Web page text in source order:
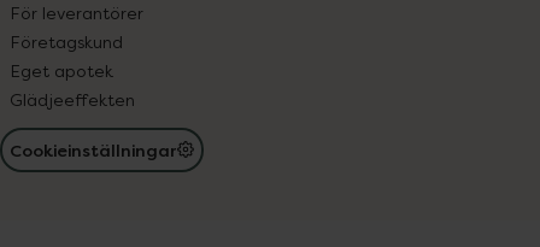
För leverantörer
Företagskund
Eget apotek
Glädjeeffekten
Cookieinställningar